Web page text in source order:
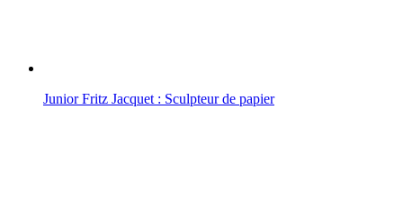
Junior Fritz Jacquet : Sculpteur de papier